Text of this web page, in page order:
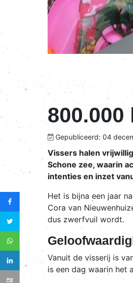
Gepubliceerd: 04
Vissers halen
Schone zee, waarin
intenties en inzet
Het is bijna een jaar
Cora van
dus zwerfvuil wordt.
Vanuit de visserij is
is een dag waarin het